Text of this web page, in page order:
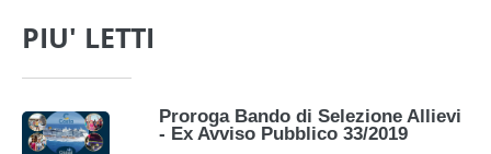
PIU' LETTI
Proroga Bando di Selezione Allievi
- Ex Avviso Pubblico 33/2019